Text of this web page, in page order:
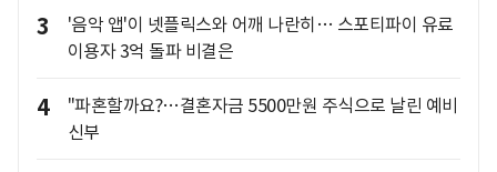
3
'음악 앱'이 넷플릭스와 어깨 나란히… 스포티파이 유료
이용자 3억 돌파 비결은
4
"파혼할까요?…결혼자금 5500만원 주식으로 날린 예비
신부